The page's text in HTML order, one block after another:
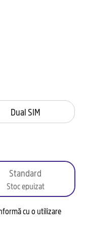
Dual SIM
Standard
Stoc epuizat
cu o utilizare